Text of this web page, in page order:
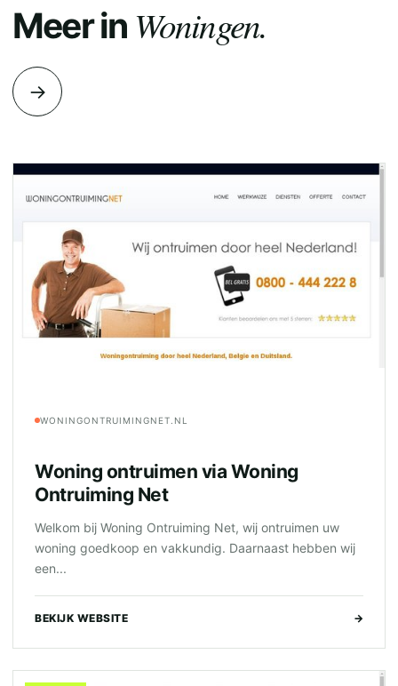
Meer in Woningen.
→
WONINGONTRUIMINGNET.NL
Woning ontruimen via Woning
Ontruiming Net
Welkom bij Woning Ontruiming Net, wij ontruimen uw
woning goedkoop en vakkundig. Daarnaast hebben wij
een...
BEKIJK WEBSITE →